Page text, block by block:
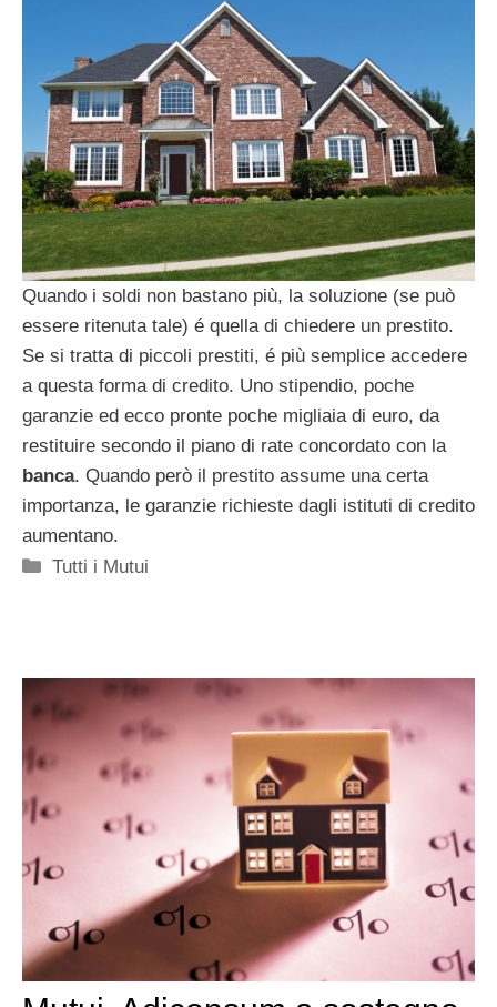
Quando i soldi non bastano più, la soluzione (se può
essere ritenuta tale) é quella di chiedere un prestito.
Se si tratta di piccoli prestiti, é più semplice accedere
a questa forma di credito. Uno stipendio, poche
garanzie ed ecco pronte poche migliaia di euro, da
restituire secondo il piano di rate concordato con la
banca. Quando però il prestito assume una certa
importanza, le garanzie richieste dagli istituti di credito
aumentano.
Categorie
Tutti i Mutui